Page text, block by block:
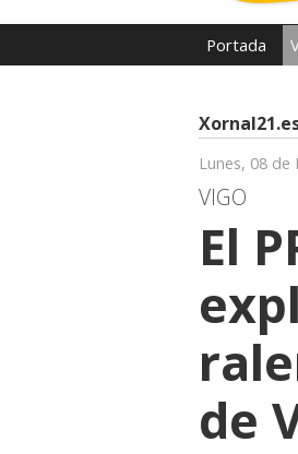
Portada
Lunes, 08 de
VIGO
El
de